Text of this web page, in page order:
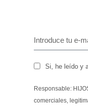
Si, he leído y
Responsable:
comerciales,